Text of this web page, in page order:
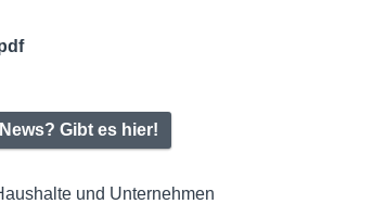
Gibt es hier!
und Unternehmen